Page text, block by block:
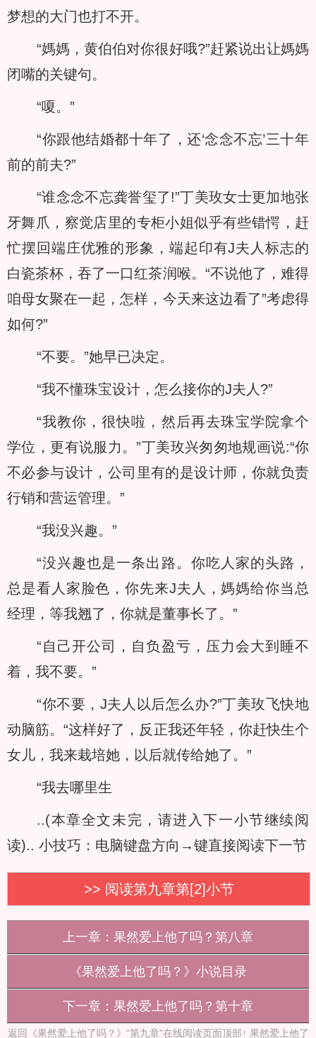
梦想的大门也打不开。
“媽媽，黄伯伯对你很好哦?”赶紧说出让媽媽
闭嘴的关键句。
“嗄。”
“你跟他结婚都十年了，还‘念念不忘’三十年
前的前夫?”
“谁念念不忘龚誉玺了!”丁美玫女士更加地张
牙舞爪，察觉店里的专柜小姐似乎有些错愕，赶
忙摆回端庄优雅的形象，端起印有J夫人标志的
白瓷茶杯，吞了一口红茶润喉。“不说他了，难得
咱母女聚在一起，怎样，今天来这边看了”考虑得
如何?”
“不要。”她早已决定。
“我不懂珠宝设计，怎么接你的J夫人?”
“我教你，很快啦，然后再去珠宝学院拿个
学位，更有说服力。”丁美玫兴匆匆地规画说:“你
不必参与设计，公司里有的是设计师，你就负责
行销和营运管理。”
“我没兴趣。”
“没兴趣也是一条出路。你吃人家的头路，
总是看人家脸色，你先来J夫人，媽媽给你当总
经理，等我翘了，你就是董事长了。”
“自己开公司，自负盈亏，压力会大到睡不
着，我不要。”
“你不要，J夫人以后怎么办?”丁美玫飞快地
动脑筋。“这样好了，反正我还年轻，你赶快生个
女儿，我来栽培她，以后就传给她了。”
“我去哪里生
..(本章全文未完，请进入下一小节继续阅
读).. 小技巧：电脑键盘方向→键直接阅读下一节
>> 阅读第九章第[2]小节
上一章：果然爱上他了吗？第八章
《果然爱上他了吗？》小说目录
下一章：果然爱上他了吗？第十章
返回《果然爱上他了吗？》“第九章”在线阅读页面顶部↑ 果然爱上他了